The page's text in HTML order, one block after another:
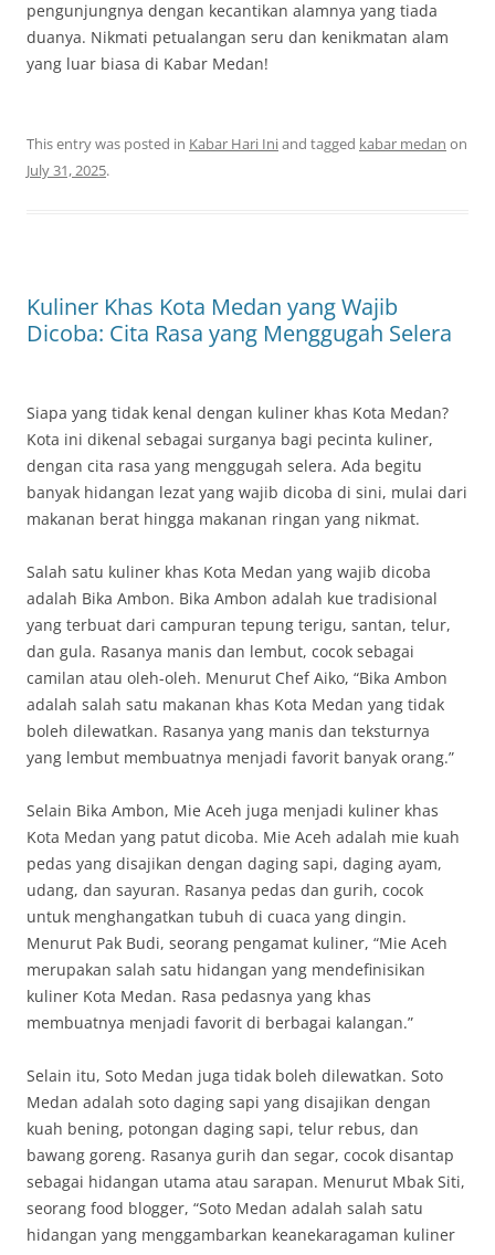
pengunjungnya dengan kecantikan alamnya yang tiada
duanya. Nikmati petualangan seru dan kenikmatan alam
yang luar biasa di Kabar Medan!
This entry was posted in Kabar Hari Iniand tagged kabar medan on
July 31, 2025.
Kuliner Khas Kota Medan yang Wajib
Dicoba: Cita Rasa yang Menggugah Selera
Siapa yang tidak kenal dengan kuliner khas Kota Medan?
Kota ini dikenal sebagai surganya bagi pecinta kuliner,
dengan cita rasa yang menggugah selera. Ada begitu
banyak hidangan lezat yang wajib dicoba di sini, mulai dari
makanan berat hingga makanan ringan yang nikmat.
Salah satu kuliner khas Kota Medan yang wajib dicoba
adalah Bika Ambon. Bika Ambon adalah kue tradisional
yang terbuat dari campuran tepung terigu, santan, telur,
dan gula. Rasanya manis dan lembut, cocok sebagai
camilan atau oleh-oleh. Menurut Chef Aiko, “Bika Ambon
adalah salah satu makanan khas Kota Medan yang tidak
boleh dilewatkan. Rasanya yang manis dan teksturnya
yang lembut membuatnya menjadi favorit banyak orang.”
Selain Bika Ambon, Mie Aceh juga menjadi kuliner khas
Kota Medan yang patut dicoba. Mie Aceh adalah mie kuah
pedas yang disajikan dengan daging sapi, daging ayam,
udang, dan sayuran. Rasanya pedas dan gurih, cocok
untuk menghangatkan tubuh di cuaca yang dingin.
Menurut Pak Budi, seorang pengamat kuliner, “Mie Aceh
merupakan salah satu hidangan yang mendefinisikan
kuliner Kota Medan. Rasa pedasnya yang khas
membuatnya menjadi favorit di berbagai kalangan.”
Selain itu, Soto Medan juga tidak boleh dilewatkan. Soto
Medan adalah soto daging sapi yang disajikan dengan
kuah bening, potongan daging sapi, telur rebus, dan
bawang goreng. Rasanya gurih dan segar, cocok disantap
sebagai hidangan utama atau sarapan. Menurut Mbak Siti,
seorang food blogger, “Soto Medan adalah salah satu
hidangan yang menggambarkan keanekaragaman kuliner